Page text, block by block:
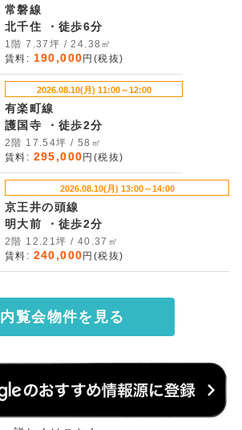
常磐線
北千住 ・徒歩6分
1階 7.37坪 / 24.38㎡
賃料: 190,000 円(税抜)
2026.08.10(月) 11:00～12:00
有楽町線
護国寺 ・徒歩2分
2階 17.54坪 / 58㎡
賃料: 295,000 円(税抜)
2026.08.10(月) 13:00～14:00
京王井の頭線
明大前 ・徒歩2分
2階 12.21坪 / 40.37㎡
賃料: 240,000 円(税抜)
内覧会物件を見る